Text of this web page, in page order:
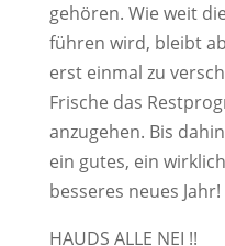
gehören. Wie weit
führen wird, bleibt
erst einmal zu
Frische das
anzugehen. Bis
ein gutes, ein
besseres neues Jahr!
HAUDS ALLE NEI !!